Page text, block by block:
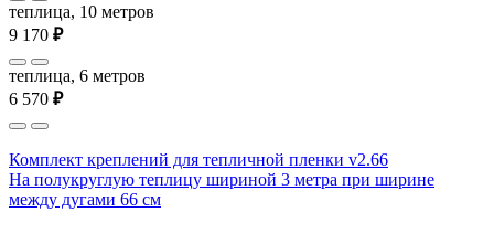
теплица, 10 метров
9 170 ₽
теплица, 6 метров
6 570 ₽
Комплект креплений для тепличной пленки v2.66
На полукруглую теплицу шириной 3 метра при ширине
между дугами 66 см